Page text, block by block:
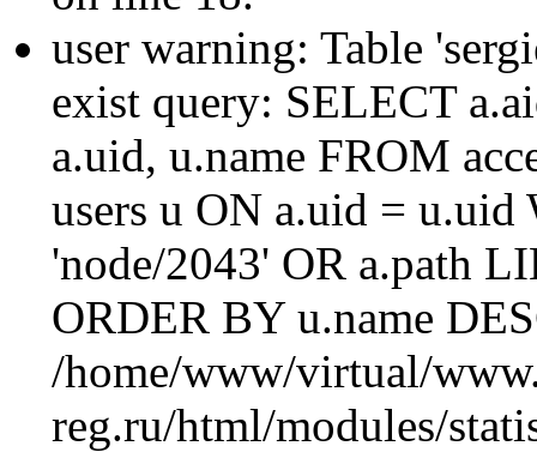
user warning: Table
exist query: SELECT
a.uid, u.name FROM
users u ON a.uid = u.uid
'node/2043' OR a.path
ORDER BY u.name
/home/www/virtual/
reg.ru/html/modules/